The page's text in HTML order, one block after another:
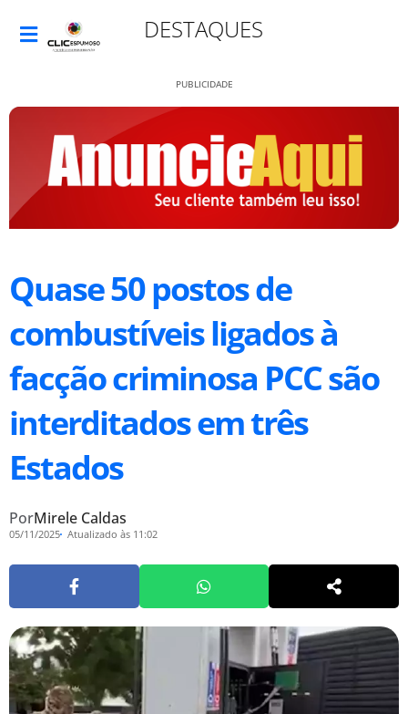
DESTAQUES
PUBLICIDADE
Quase 50 postos de
combustíveis ligados à
facção criminosa PCC são
interditados em três
Estados
PorMirele Caldas
05/11/2025 Atualizado às 11:02